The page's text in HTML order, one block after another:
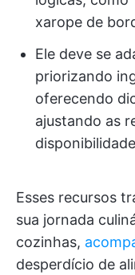
xarope de
Ele deve se
priorizando
oferecendo
ajustando as
Esses recursos
sua jornada
cozinhas,
desperdício de